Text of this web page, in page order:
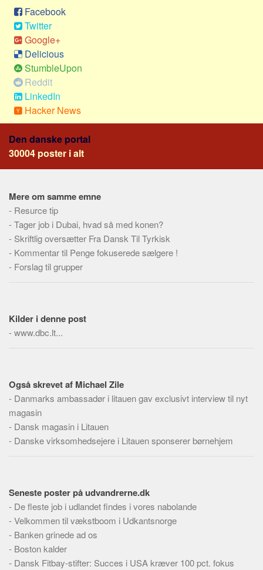
Job
Virksomhed
Investering
Pension og opsparing
Forbrug
Social sikring og sundhed
Transport
Alle
Aspekter
Økonomi
Jura og regler
Skatter og afgifter
Statistik
Praktisk
Dokumenttyper
Personer
Steder
Kilder
Om
Redigering
Tekstannoncer
Bannere
Hjælp
Facebook
Twitter
Google+
Delicious
StumbleUpon
Reddit
LinkedIn
Hacker News
Den danske portal
30004 poster i alt
Mere om samme emne
- Resurce tip
-Tager job i Dubai, hvad så med konen?
- Skriftlig oversætter Fra Dansk Til Tyrkisk
- Kommentar til Penge fokuserede sælgere !
- Forslag til grupper
Kilder i denne post
-www.dbc.lt...
Også skrevet af Michael Zile
- Danmarks ambassadør i litauen gav exclusivt interview til nyt
magasin
- Dansk magasin i Litauen
- Danske virksomhedsejere i Litauen sponserer børnehjem
Seneste poster på udvandrerne.dk
- De fleste job i udlandet findes i vores nabolande
-Velkommen til vækstboom i Udkantsnorge
- Banken grinede ad os
- Boston kalder
- Dansk Fitbay-stifter: Succes i USA kræver 100 pct. fokus